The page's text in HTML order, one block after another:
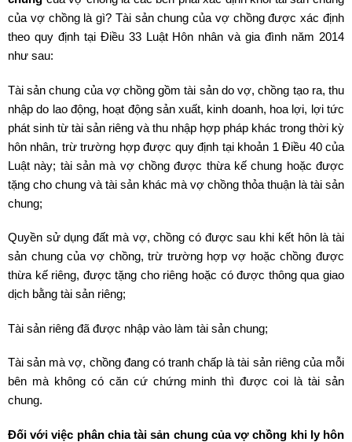
của vợ chồng là gì? Tài sản chung của vợ chồng được xác định
theo quy định tại Điều 33 Luật Hôn nhân và gia đình năm 2014
như sau:
Tài sản chung của vợ chồng gồm tài sản do vợ, chồng tạo ra, thu
nhập do lao động, hoạt động sản xuất, kinh doanh, hoa lợi, lợi tức
phát sinh từ tài sản riêng và thu nhập hợp pháp khác trong thời kỳ
hôn nhân, trừ trường hợp được quy định tại khoản 1 Điều 40 của
Luật này; tài sản mà vợ chồng được thừa kế chung hoặc được
tặng cho chung và tài sản khác mà vợ chồng thỏa thuận là tài sản
chung;
Quyền sử dụng đất mà vợ, chồng có được sau khi kết hôn là tài
sản chung của vợ chồng, trừ trường hợp vợ hoặc chồng được
thừa kế riêng, được tặng cho riêng hoặc có được thông qua giao
dịch bằng tài sản riêng;
Tài sản riêng đã được nhập vào làm tài sản chung;
Tài sản mà vợ, chồng đang có tranh chấp là tài sản riêng của mỗi
bên mà không có căn cứ chứng minh thì được coi là tài sản
chung.
Đối với việc phân chia tài sản chung của vợ chồng khi ly hôn